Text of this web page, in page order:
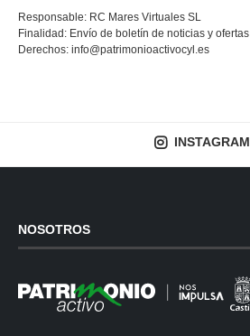
Responsable: RC Mares Virtuales SL
Finalidad: Envío de boletín de noticias y ofertas
Derechos: info@patrimonioactivocyl.es
INSTAGRAM
NOSOTROS